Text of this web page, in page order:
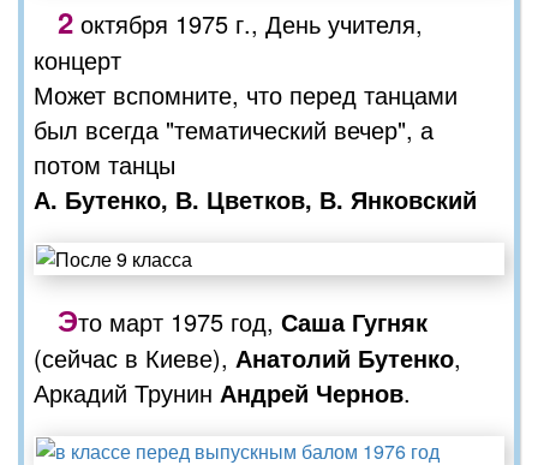
2 октября 1975 г., День учителя,
концерт
Может вспомните, что перед танцами
был всегда "тематический вечер", а
потом танцы
А. Бутенко, В. Цветков, В. Янковский
Это март 1975 год, Саша Гугняк
(сейчас в Киеве), Анатолий Бутенко,
Аркадий Трунин Андрей Чернов.